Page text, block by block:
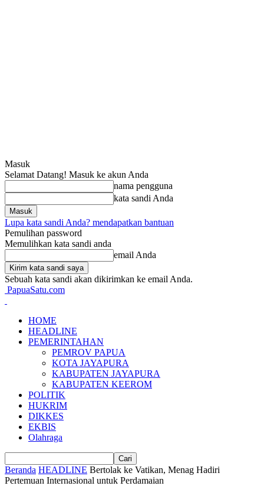
Masuk
Selamat Datang! Masuk ke akun Anda
nama pengguna
kata sandi Anda
Lupa kata sandi Anda? mendapatkan bantuan
Pemulihan password
Memulihkan kata sandi anda
email Anda
Sebuah kata sandi akan dikirimkan ke email Anda.
PapuaSatu.com
HOME
HEADLINE
PEMERINTAHAN
PEMROV PAPUA
KOTA JAYAPURA
KABUPATEN JAYAPURA
KABUPATEN KEEROM
POLITIK
HUKRIM
DIKKES
EKBIS
Olahraga
Beranda HEADLINE Bertolak ke Vatikan, Menag Hadiri
Pertemuan Internasional untuk Perdamaian